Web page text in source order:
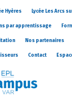
Hyères Lycée Les Arcs
par apprentissage
Nos partenaires
Contact